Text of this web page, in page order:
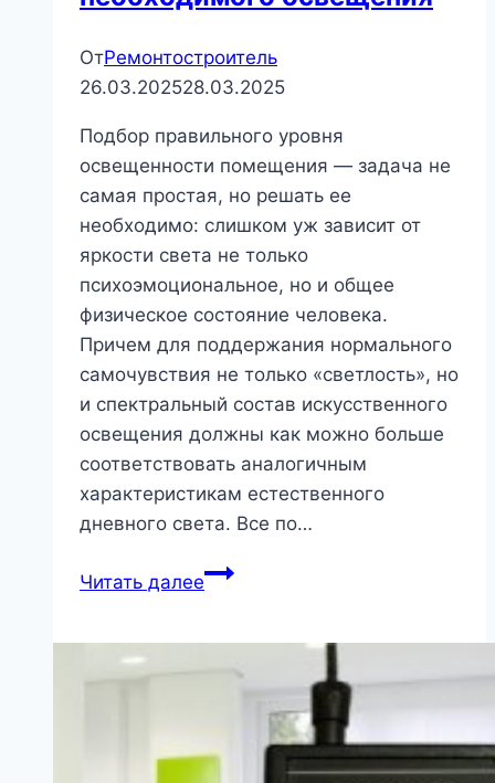
оборудование
ОтРемонтостроитель
26.03.202528.03.2025
Подбор правильного уровня
освещенности помещения — задача не
самая простая, но решать ее
необходимо: слишком уж зависит от
яркости света не только
психоэмоциональное, но и общее
физическое состояние человека.
Причем для поддержания нормального
самочувствия не только «светлость», но
и спектральный состав искусственного
освещения должны как можно больше
соответствовать аналогичным
характеристикам естественного
дневного света. Все по…
Читать далееКак
освещения